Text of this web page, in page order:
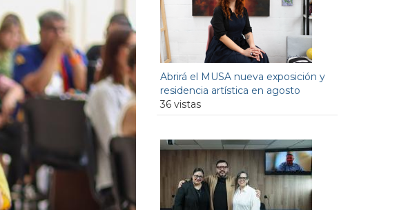
Abrirá el MUSA nueva exposición y
residencia artística en agosto
36 vistas